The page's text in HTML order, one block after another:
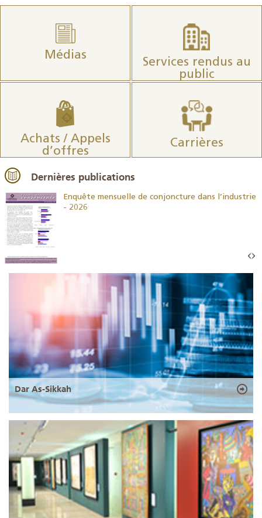
Médias
Services rendus au
public
Achats / Appels
d’offres
Carrières
Dernières publications
Enquête mensuelle de conjoncture dans l’industrie
- 2026
Dar As-Sikkah